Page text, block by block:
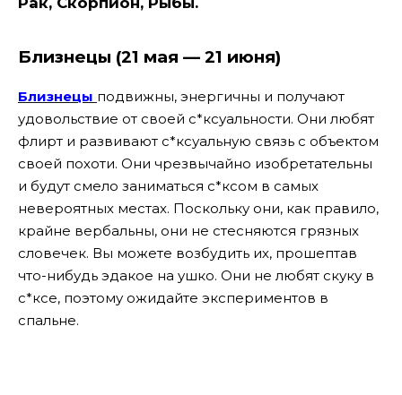
Близнецы (21 мая — 21 июня)
Близнецы подвижны, энергичны и получают
удовольствие от своей с*ксуальности. Они любят
флирт и развивают с*ксуальную связь с объектом
своей похоти. Они чрезвычайно изобретательны
и будут смело заниматься с*ксом в самых
невероятных местах. Поскольку они, как правило,
крайне вербальны, они не стесняются грязных
словечек. Вы можете возбудить их, прошептав
что-нибудь эдакое на ушко. Они не любят скуку в
с*ксе, поэтому ожидайте экспериментов в
спальне.